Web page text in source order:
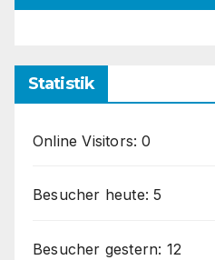
Statistik
Online Visitors:0
Besucher heute:5
Besucher gestern: 12